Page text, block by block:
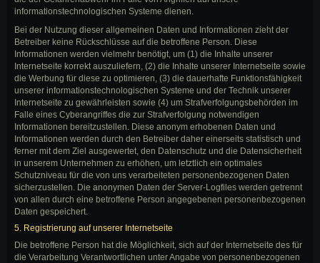
informationstechnologischen Systeme dienen.
Bei der Nutzung dieser allgemeinen Daten und Informationen zieht der
Betreiber keine Rückschlüsse auf die betroffene Person. Diese
Informationen werden vielmehr benötigt, um (1) die Inhalte unserer
Internetseite korrekt auszuliefern, (2) die Inhalte unserer Internetseite sowie
die Werbung für diese zu optimieren, (3) die dauerhafte Funktionsfähigkeit
unserer informationstechnologischen Systeme und der Technik unserer
Internetseite zu gewährleisten sowie (4) um Strafverfolgungsbehörden im
Falle eines Cyberangriffes die zur Strafverfolgung notwendigen
Informationen bereitzustellen. Diese anonym erhobenen Daten und
Informationen werden durch den Betreiber daher einerseits statistisch und
ferner mit dem Ziel ausgewertet, den Datenschutz und die Datensicherheit
in unserem Unternehmen zu erhöhen, um letztlich ein optimales
Schutzniveau für die von uns verarbeiteten personenbezogenen Daten
sicherzustellen. Die anonymen Daten der Server-Logfiles werden getrennt
von allen durch eine betroffene Person angegebenen personenbezogenen
Daten gespeichert.
5. Registrierung auf unserer Internetseite
Die betroffene Person hat die Möglichkeit, sich auf der Internetseite des für
die Verarbeitung Verantwortlichen unter Angabe von personenbezogenen